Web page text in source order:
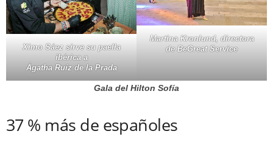
Ximo Sáez sirve su paella
ibérica a
Ágatha Ruíz de la Prada
Martina Kronlund, directora
de BeGreat Service
Gala del Hilton Sofía
37 % más de españoles